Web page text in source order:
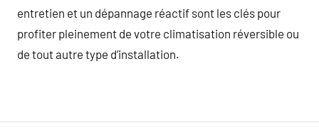
entretien et un dépannage réactif sont les clés pour
profiter pleinement de votre climatisation réversible ou
de tout autre type d’installation.